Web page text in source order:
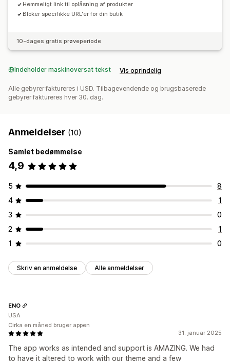
Hemmeligt link til oplåsning af produkter
Bloker specifikke URL'er for din butik
10-dages gratis prøveperiode
Indeholder maskinoversat tekst Vis oprindelig
Alle gebyrer faktureres i USD. Tilbagevendende og brugsbaserede
gebyrer faktureres hver 30. dag.
Anmeldelser (10)
Samlet bedømmelse
4,9
5
8
4
1
3
0
2
1
1
0
Skriv en anmeldelse Alle anmeldelser
31. januar 2025
The app works as intended and support is AMAZING. We had
to have it altered to work with our theme and a few
ENO
USA
Cirka en måned bruger appen